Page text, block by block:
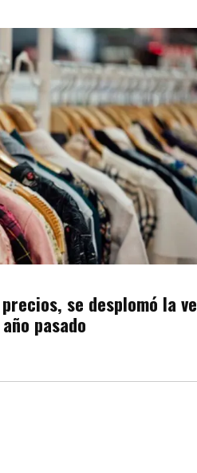
se desplomó la
pasado